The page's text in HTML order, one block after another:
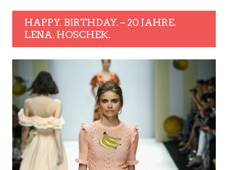
HAPPY. BIRTHDAY. – 20 JAHRE.
LENA. HOSCHEK.